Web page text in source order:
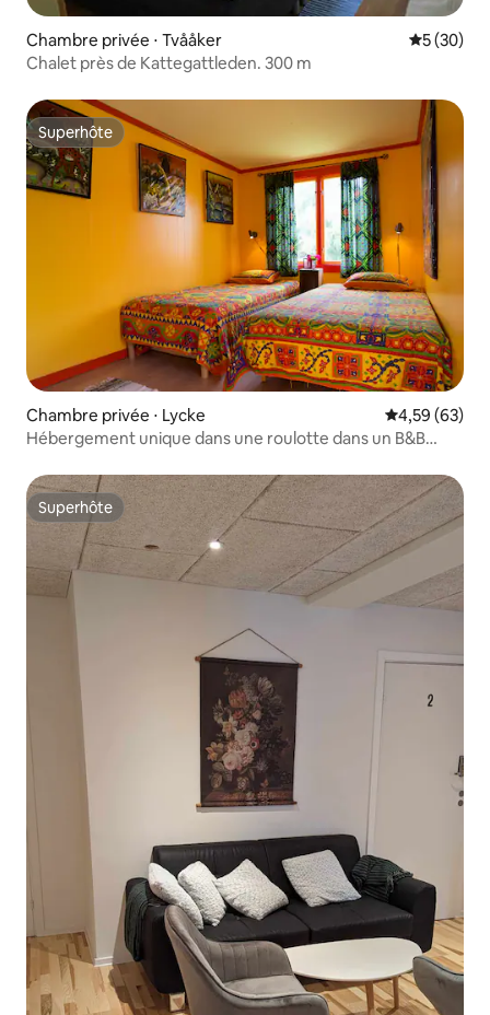
Chambre privée ⋅ Tvååker
5 (30)
Chalet près de Kattegattleden. 300 m
Superhôte
Superhôte
Chambre privée ⋅ Lycke Évaluation
4,59 (63)
Hébergement unique dans une roulotte dans un B&B
Superhôte
Superhôte